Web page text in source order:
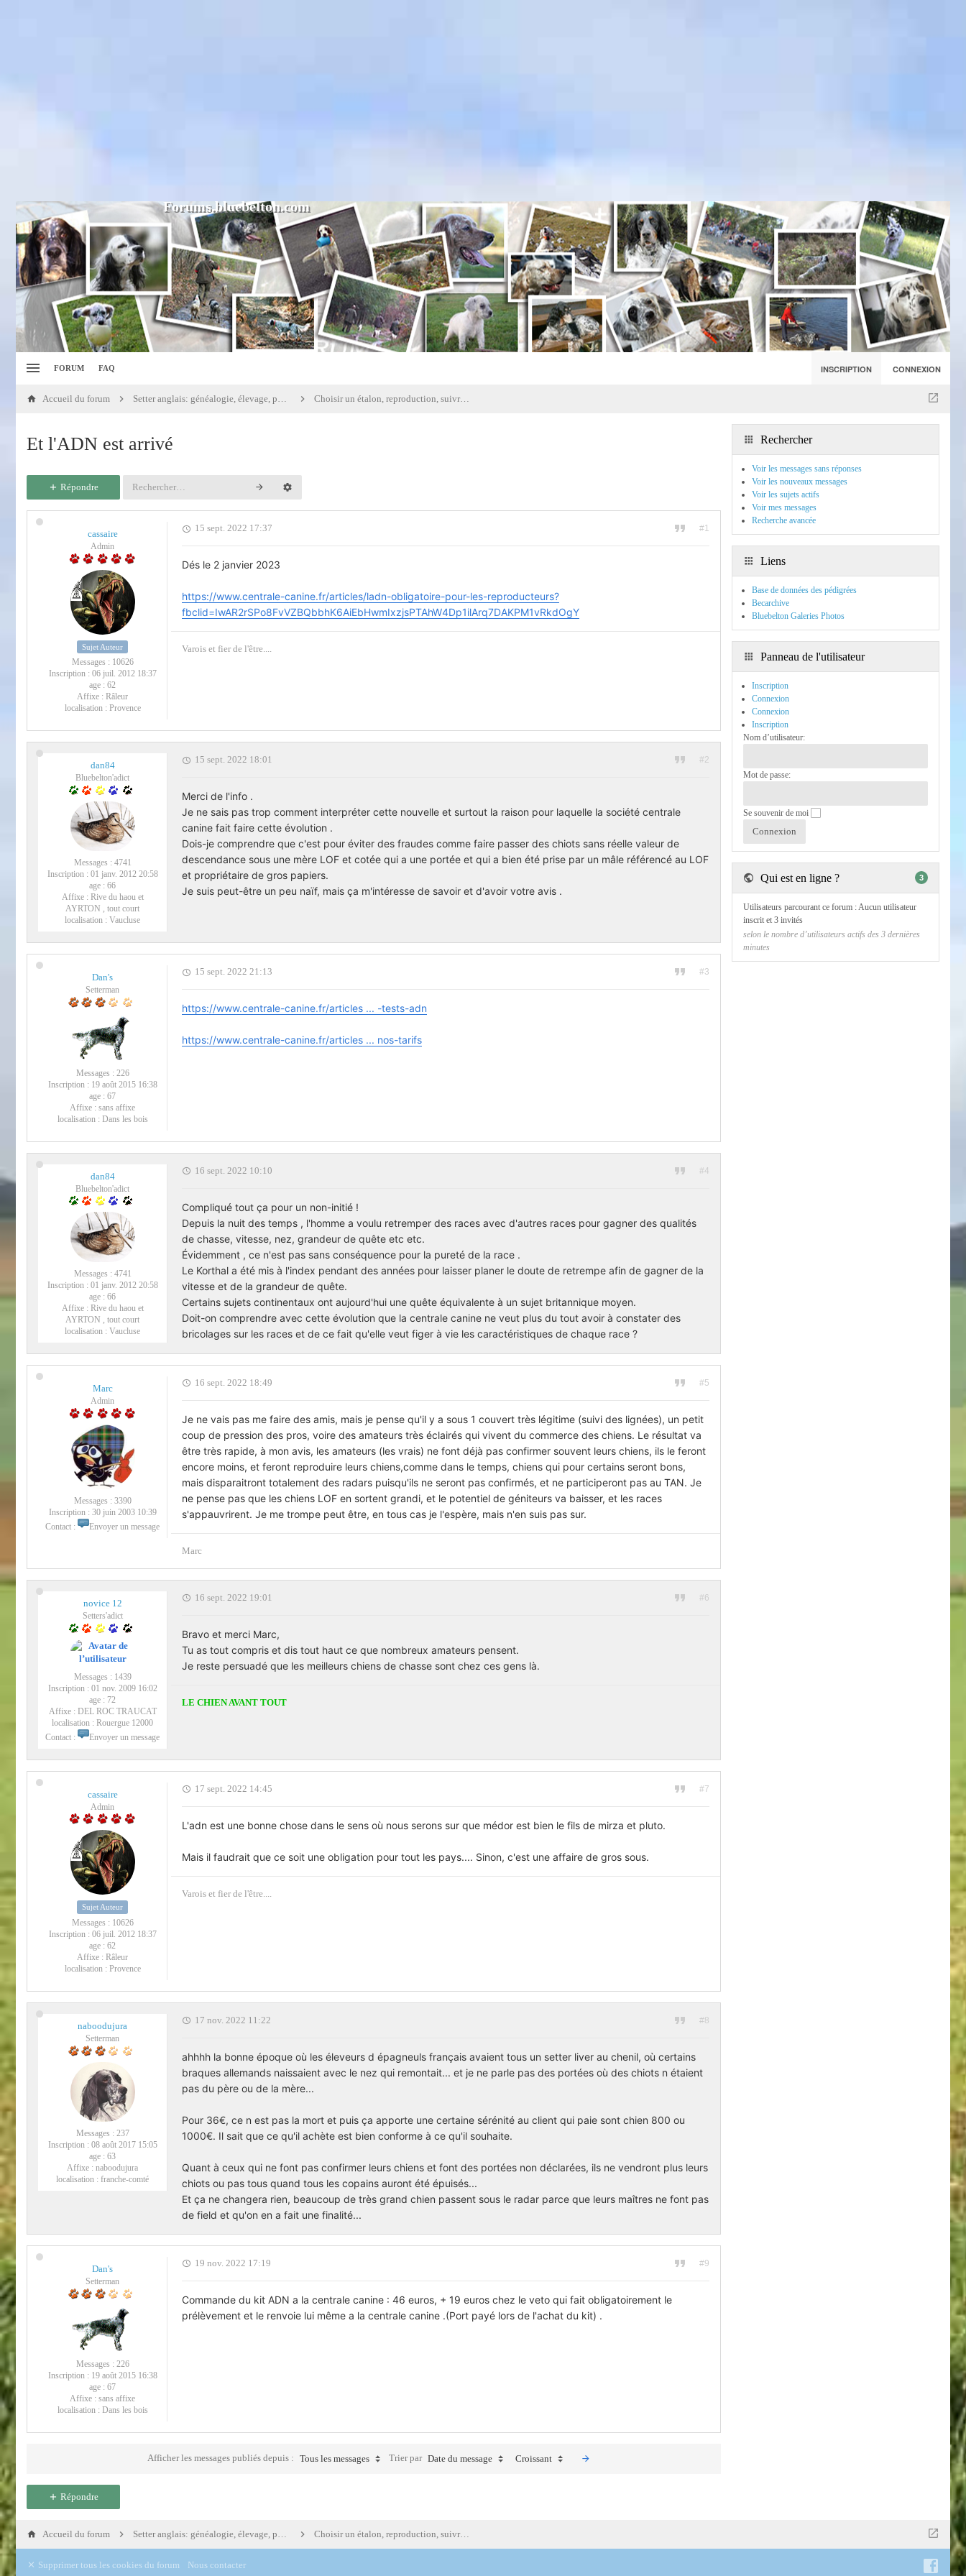
Forums.bluebelton.com
FORUM FAQ INSCRIPTION CONNEXION
Accueil du forum Setter anglais: généalogie, élevage, portées Choisir un étalon, reproduction, suivre les lignées, discussions élevage
Et l'ADN est arrivé
Répondre
cassaire
Admin
Sujet Auteur
Messages : 10626
Inscription : 06 juil. 2012 18:37
age : 62
Affixe : Râleur
localisation : Provence
#1
15 sept. 2022 17:37
Dés le 2 janvier 2023
https://www.centrale-canine.fr/articles/ladn-obligatoire-pour-les-reproducteurs?
fbclid=IwAR2rSPo8FvVZBQbbhK6AiEbHwmIxzjsPTAhW4Dp1ilArq7DAKPM1vRkdOgY
Varois et fier de l'être....
dan84
Bluebelton'adict
Messages : 4741
Inscription : 01 janv. 2012 20:58
age : 66
Affixe : Rive du haou et
AYRTON , tout court
localisation : Vaucluse
#2
15 sept. 2022 18:01
Merci de l'info .
Je ne sais pas trop comment interpréter cette nouvelle et surtout la raison pour laquelle la société centrale
canine fait faire cette évolution .
Dois-je comprendre que c'est pour éviter des fraudes comme faire passer des chiots sans réelle valeur de
descendance sous une mère LOF et cotée qui a une portée et qui a bien été prise par un mâle référencé au LOF
et propriétaire de gros papiers.
Je suis peut-être un peu naïf, mais ça m'intéresse de savoir et d'avoir votre avis .
Dan's
Setterman
Messages : 226
Inscription : 19 août 2015 16:38
age : 67
Affixe : sans affixe
localisation : Dans les bois
#3
15 sept. 2022 21:13
https://www.centrale-canine.fr/articles ... -tests-adn
https://www.centrale-canine.fr/articles ... nos-tarifs
dan84
Bluebelton'adict
Messages : 4741
Inscription : 01 janv. 2012 20:58
age : 66
Affixe : Rive du haou et
AYRTON , tout court
localisation : Vaucluse
#4
16 sept. 2022 10:10
Compliqué tout ça pour un non-initié !
Depuis la nuit des temps , l'homme a voulu retremper des races avec d'autres races pour gagner des qualités
de chasse, vitesse, nez, grandeur de quête etc etc.
Évidemment , ce n'est pas sans conséquence pour la pureté de la race .
Le Korthal a été mis à l'index pendant des années pour laisser planer le doute de retrempe afin de gagner de la
vitesse et de la grandeur de quête.
Certains sujets continentaux ont aujourd'hui une quête équivalente à un sujet britannique moyen.
Doit-on comprendre avec cette évolution que la centrale canine ne veut plus du tout avoir à constater des
bricolages sur les races et de ce fait qu'elle veut figer à vie les caractéristiques de chaque race ?
Marc
Admin
Messages : 3390
Inscription : 30 juin 2003 10:39
Contact :
Envoyer un message
#5
16 sept. 2022 18:49
Je ne vais pas me faire des amis, mais je pense qu'il y a sous 1 couvert très légitime (suivi des lignées), un petit
coup de pression des pros, voire des amateurs très éclairés qui vivent du commerce des chiens. Le résultat va
être très rapide, à mon avis, les amateurs (les vrais) ne font déjà pas confirmer souvent leurs chiens, ils le feront
encore moins, et feront reproduire leurs chiens,comme dans le temps, chiens qui pour certains seront bons,
mais disparaitront totalement des radars puisqu'ils ne seront pas confirmés, et ne participeront pas au TAN. Je
ne pense pas que les chiens LOF en sortent grandi, et le potentiel de géniteurs va baisser, et les races
s'appauvrirent. Je me trompe peut être, en tous cas je l'espère, mais n'en suis pas sur.
Marc
novice 12
Setters'adict
Messages : 1439
Inscription : 01 nov. 2009 16:02
age : 72
Affixe : DEL ROC TRAUCAT
localisation : Rouergue 12000
Contact :
Envoyer un message
#6
16 sept. 2022 19:01
Bravo et merci Marc,
Tu as tout compris et dis tout haut ce que nombreux amateurs pensent.
Je reste persuadé que les meilleurs chiens de chasse sont chez ces gens là.
LE CHIEN AVANT TOUT
cassaire
Admin
Sujet Auteur
Messages : 10626
Inscription : 06 juil. 2012 18:37
age : 62
Affixe : Râleur
localisation : Provence
#7
17 sept. 2022 14:45
L'adn est une bonne chose dans le sens où nous serons sur que médor est bien le fils de mirza et pluto.
Mais il faudrait que ce soit une obligation pour tout les pays.... Sinon, c'est une affaire de gros sous.
Varois et fier de l'être....
naboodujura
Setterman
Messages : 237
Inscription : 08 août 2017 15:05
age : 63
Affixe : naboodujura
localisation : franche-comté
#8
17 nov. 2022 11:22
ahhhh la bonne époque où les éleveurs d épagneuls français avaient tous un setter liver au chenil, où certains
braques allemands naissaient avec le nez qui remontait... et je ne parle pas des portées où des chiots n étaient
pas du père ou de la mère...
Pour 36€, ce n est pas la mort et puis ça apporte une certaine sérénité au client qui paie sont chien 800 ou
1000€. Il sait que ce qu'il achète est bien conforme à ce qu'il souhaite.
Quant à ceux qui ne font pas confirmer leurs chiens et font des portées non déclarées, ils ne vendront plus leurs
chiots ou pas tous quand tous les copains auront été épuisés...
Et ça ne changera rien, beaucoup de très grand chien passent sous le radar parce que leurs maîtres ne font pas
de field et qu'on en a fait une finalité...
Dan's
Setterman
Messages : 226
Inscription : 19 août 2015 16:38
age : 67
Affixe : sans affixe
localisation : Dans les bois
#9
19 nov. 2022 17:19
Commande du kit ADN a la centrale canine : 46 euros, + 19 euros chez le veto qui fait obligatoirement le
prélèvement et le renvoie lui même a la centrale canine .(Port payé lors de l'achat du kit) .
Afficher les messages publiés depuis : Tous les messages Trier par Date du message Croissant
Répondre
Rechercher
Voir les messages sans réponses
Voir les nouveaux messages
Voir les sujets actifs
Voir mes messages
Recherche avancée
Liens
Base de données des pédigrées
Becarchive
Bluebelton Galeries Photos
Panneau de l'utilisateur
Inscription
Connexion
Connexion
Inscription
Nom d’utilisateur:
Mot de passe:
Se souvenir de moi
Qui est en ligne ? 3
Utilisateurs parcourant ce forum : Aucun utilisateur
inscrit et 3 invités
selon le nombre d’utilisateurs actifs des 3 dernières
minutes
Accueil du forum Setter anglais: généalogie, élevage, portées Choisir un étalon, reproduction, suivre les lignées, discussions élevage
Supprimer tous les cookies du forum Nous contacter